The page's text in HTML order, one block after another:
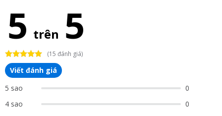
5 trên 5
(15 đánh giá)
Viết đánh giá
5 sao
0
4 sao
0